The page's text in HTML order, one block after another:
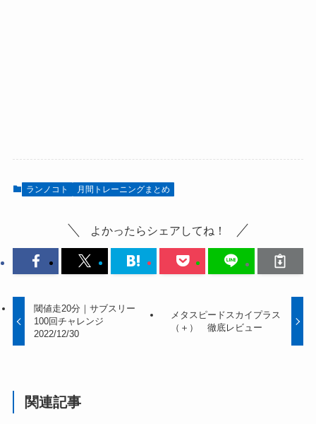
ランノコト 月間トレーニングまとめ
よかったらシェアしてね！
閾値走20分｜サブスリー
100回チャレンジ
2022/12/30
メタスピードスカイプラス
（＋） 徹底レビュー
関連記事